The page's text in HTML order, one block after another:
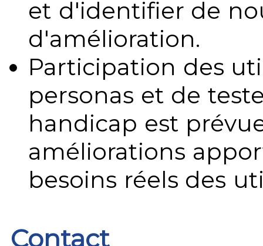
et d'identifier de
d'amélioration.
Participation des
personas et de
handicap est
améliorations
besoins réels des
Contact